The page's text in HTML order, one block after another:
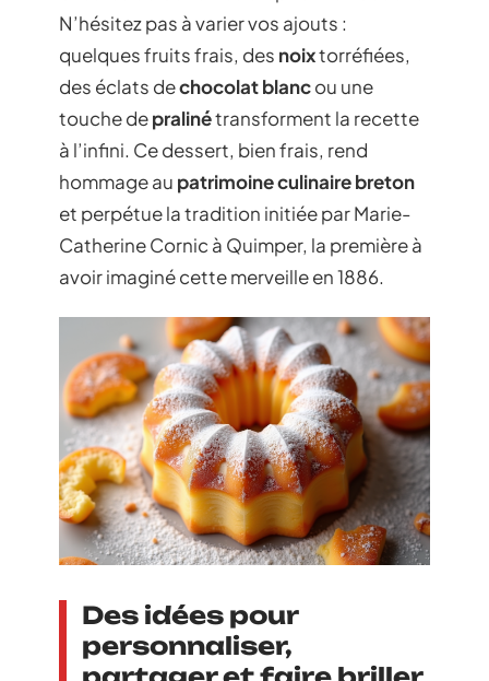
N’hésitez pas à varier vos ajouts :
quelques fruits frais, des noixtorréfiées,
des éclats dechocolat blancou une
touche depralinétransforment la recette
à l’infini. Ce dessert, bien frais, rend
hommage au patrimoine culinaire breton
et perpétue la tradition initiée par Marie-
Catherine Cornic à Quimper, la première à
avoir imaginé cette merveille en 1886.
Des idées pour
personnaliser,